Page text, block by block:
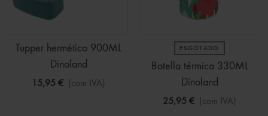
Tupper hermético 900ML
Dinoland
15,95 € (com IVA)
ESGOTADO
Botella térmica 330ML
Dinoland
25,95 € (com IVA)